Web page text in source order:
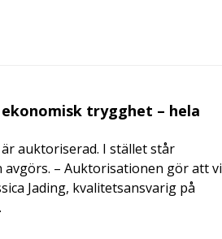
trygghet – hela
auktoriserad. I stället står
– Auktorisationen gör att vi
Jading, kvalitetsansvarig på